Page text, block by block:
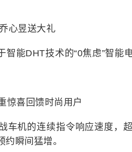
心昱送大礼
智能DHT技术的“0焦虑”智能
惊喜回馈时尚用户
车机的连续指令响应速度，
瞬间猛增。